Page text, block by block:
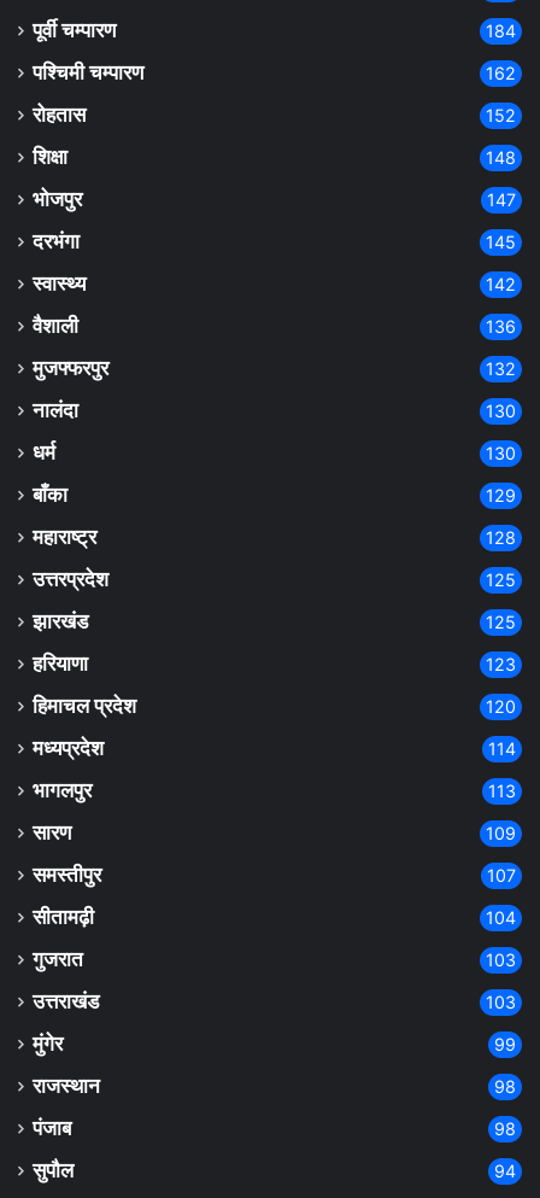
पूर्वी चम्पारण 184
पश्चिमी चम्पारण 162
रोहतास 152
शिक्षा 148
भोजपुर 147
दरभंगा 145
स्वास्थ्य 142
वैशाली 136
मुजफ्फरपुर 132
नालंदा 130
धर्म 130
बाँका 129
महाराष्ट्र 128
उत्तरप्रदेश 125
झारखंड 125
हरियाणा 123
हिमाचल प्रदेश 120
मध्यप्रदेश 114
भागलपुर 113
सारण 109
समस्तीपुर 107
सीतामढ़ी 104
गुजरात 103
उत्तराखंड 103
मुंगेर 99
राजस्थान 98
पंजाब 98
सुपौल 94